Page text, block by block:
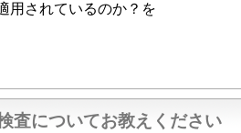
用されているのか？を
査についてお教えください